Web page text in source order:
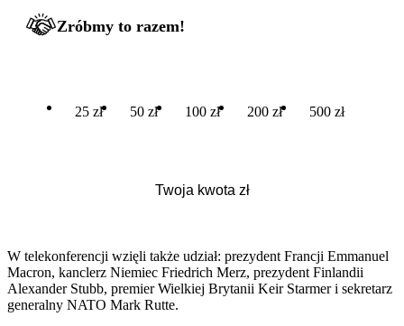
Zróbmy to razem!
25 zł 50 zł 100 zł 200 zł 500 zł
W telekonferencji wzięli także udział: prezydent Francji Emmanuel
Macron, kanclerz Niemiec Friedrich Merz, prezydent Finlandii
Alexander Stubb, premier Wielkiej Brytanii Keir Starmer i sekretarz
generalny NATO Mark Rutte.